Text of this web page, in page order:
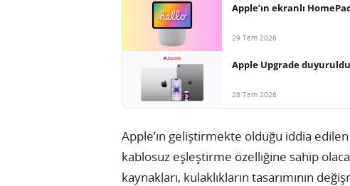
Apple’ın ekranlı
29 Tem 2026
Apple Upgrade
28 Tem 2026
Apple’ın geliştirmekte olduğu iddia
kablosuz eşleştirme özelliğine sahip
kaynakları, kulaklıkların tasarımının